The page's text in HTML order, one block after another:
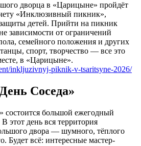
дворца в «Царицыне» пройдёт
«Инклюзивный пикник»,
детей. Прийти на пикник
зависимости от ограничений
семейного положения и других
спорт, творчество — все это
в «Царицыне».
inkljuzivnyj-piknik-v-tsaritsyne-2026/
Соседа»
состоится большой ежегодный
этот день вся территория
двора — шумного, тёплого
Будет всё: интересные мастер-